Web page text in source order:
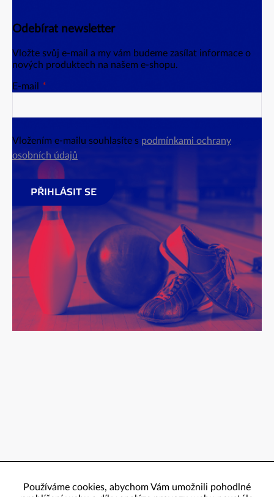
Používáme cookies, abychom Vám umožnili pohodlné
Odebírat newsletter
Vložte svůj e-mail a my vám budeme zasílat informace o
nových produktech na našem e-shopu.
E-mail
Vložením e-mailu souhlasíte s podmínkami ochrany
osobních údajů
PŘIHLÁSIT SE